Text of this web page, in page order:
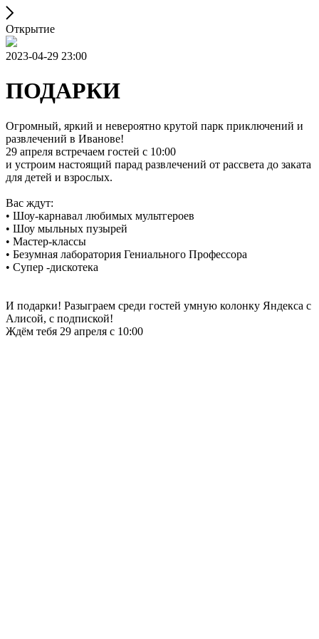
Открытие
2023-04-29 23:00
ПОДАРКИ
Огромный, яркий и невероятно крутой парк приключений и
развлечений в Иванове!
29 апреля встречаем гостей с 10:00
и устроим настоящий парад развлечений от рассвета до заката
для детей и взрослых.
Вас ждут:
• Шоу-карнавал любимых мультгероев
• Шоу мыльных пузырей
• Мастер-классы
• Безумная лаборатория Гениального Профессора
• Супер -дискотека
И подарки! Разыграем среди гостей умную колонку Яндекса с
Алисой, с подпиской!
Ждём тебя 29 апреля с 10:00